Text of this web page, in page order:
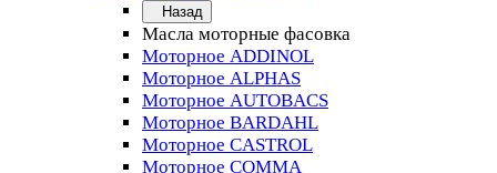
Назад
Масла моторные фасовка
Моторное ADDINOL
Моторное ALPHAS
Моторное AUTOBACS
Моторное BARDAHL
Моторное CASTROL
Моторное COMMA